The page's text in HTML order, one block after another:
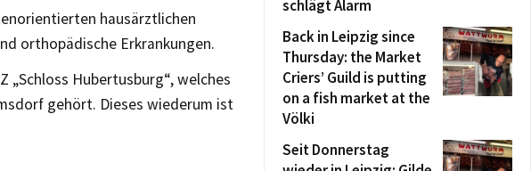
hausärztlichen
orthopädische Erkrankungen.
„Schloss Hubertusburg“, welches
gehört. Dieses wiederum ist
schlägt Alarm
Back in Leipzig since
Thursday: the Market
Criers’ Guild is putting
on a fish market at the
Völki
Seit Donnerstag